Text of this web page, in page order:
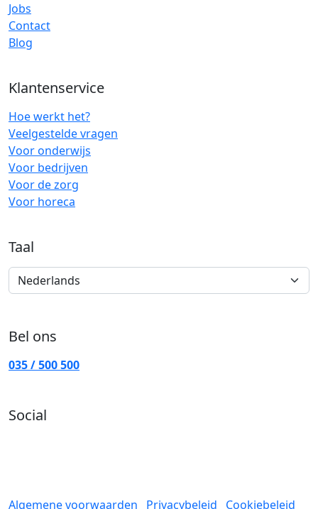
Jobs
Contact
Blog
Klantenservice
Hoe werkt het?
Veelgestelde vragen
Voor onderwijs
Voor bedrijven
Voor de zorg
Voor horeca
Taal
Bel ons
035 / 500 500
Social
Algemene voorwaarden Privacybeleid Cookiebeleid